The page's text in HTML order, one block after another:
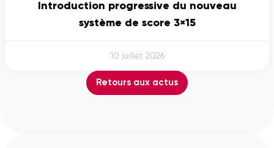
Introduction progressive du nouveau
système de score 3×15
10 juillet 2026
Retours aux actus